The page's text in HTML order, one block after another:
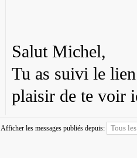
Salut Michel,
Tu as suivi le
plaisir de te voir
Afficher les messages publiés depuis: